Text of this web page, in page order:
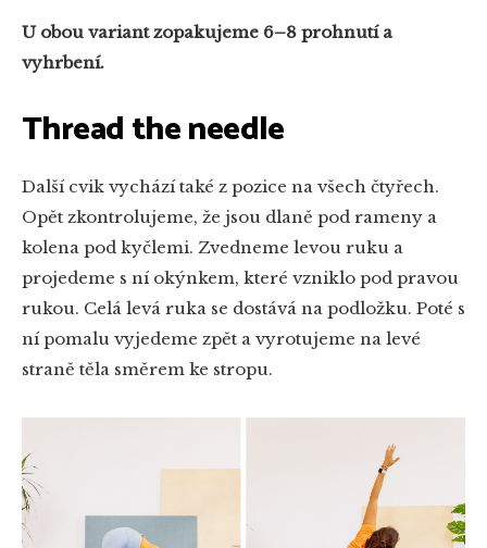
U obou variant zopakujeme 6–8 prohnutí a
vyhrbení.
Thread the needle
Další cvik vychází také z pozice na všech čtyřech.
Opět zkontrolujeme, že jsou dlaně pod rameny a
kolena pod kyčlemi. Zvedneme levou ruku a
projedeme s ní okýnkem, které vzniklo pod pravou
rukou. Celá levá ruka se dostává na podložku. Poté s
ní pomalu vyjedeme zpět a vyrotujeme na levé
straně těla směrem ke stropu.